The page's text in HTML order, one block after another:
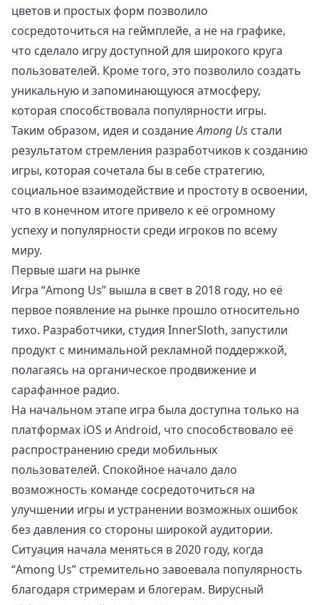
цветов и простых форм позволило
сосредоточиться на геймплейе, а не на графике,
что сделало игру доступной для широкого круга
пользователей. Кроме того, это позволило создать
уникальную и запоминающуюся атмосферу,
которая способствовала популярности игры.
Таким образом, идея и созданиеAmong Us стали
результатом стремления разработчиков к созданию
игры, которая сочетала бы в себе стратегию,
социальное взаимодействие и простоту в освоении,
что в конечном итоге привело к её огромному
успеху и популярности среди игроков по всему
миру.
Первые шаги на рынке
Игра “Among Us” вышла в свет в 2018 году, но её
первое появление на рынке прошло относительно
тихо. Разработчики, студия InnerSloth, запустили
продукт с минимальной рекламной поддержкой,
полагаясь на органическое продвижение и
сарафанное радио.
На начальном этапе игра была доступна только на
платформах iOS и Android, что способствовало её
распространению среди мобильных
пользователей. Спокойное начало дало
возможность команде сосредоточиться на
улучшении игры и устранении возможных ошибок
без давления со стороны широкой аудитории.
Ситуация начала меняться в 2020 году, когда
“Among Us” стремительно завоевала популярность
благодаря стримерам и блогерам. Вирусный